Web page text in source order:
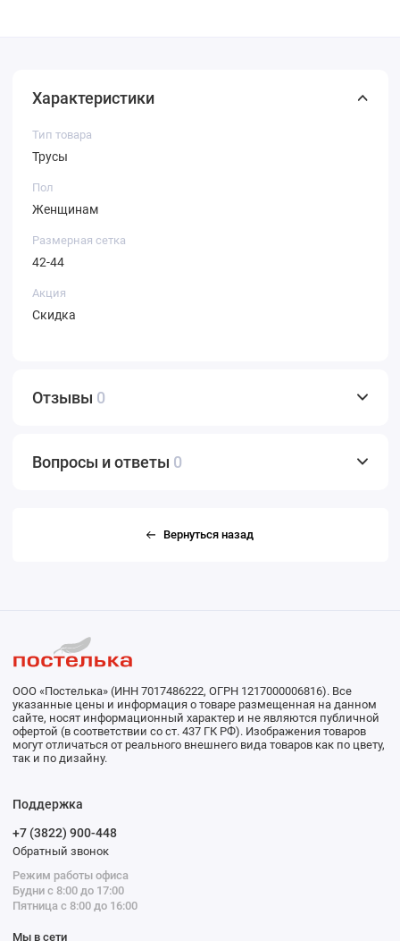
Характеристики
Тип товара
Трусы
Пол
Женщинам
Размерная сетка
42-44
Акция
Скидка
Отзывы 0
Вопросы и ответы 0
Вернуться назад
ООО «Постелька» (ИНН 7017486222, ОГРН 1217000006816). Все
указанные цены и информация о товаре размещенная на данном
сайте, носят информационный характер и не являются публичной
офертой (в соответствии со ст. 437 ГК РФ). Изображения товаров
могут отличаться от реального внешнего вида товаров как по цвету,
так и по дизайну.
Поддержка
+7 (3822) 900-448
Обратный звонок
Режим работы офиса
Будни с 8:00 до 17:00
Пятница с 8:00 до 16:00
Мы в сети